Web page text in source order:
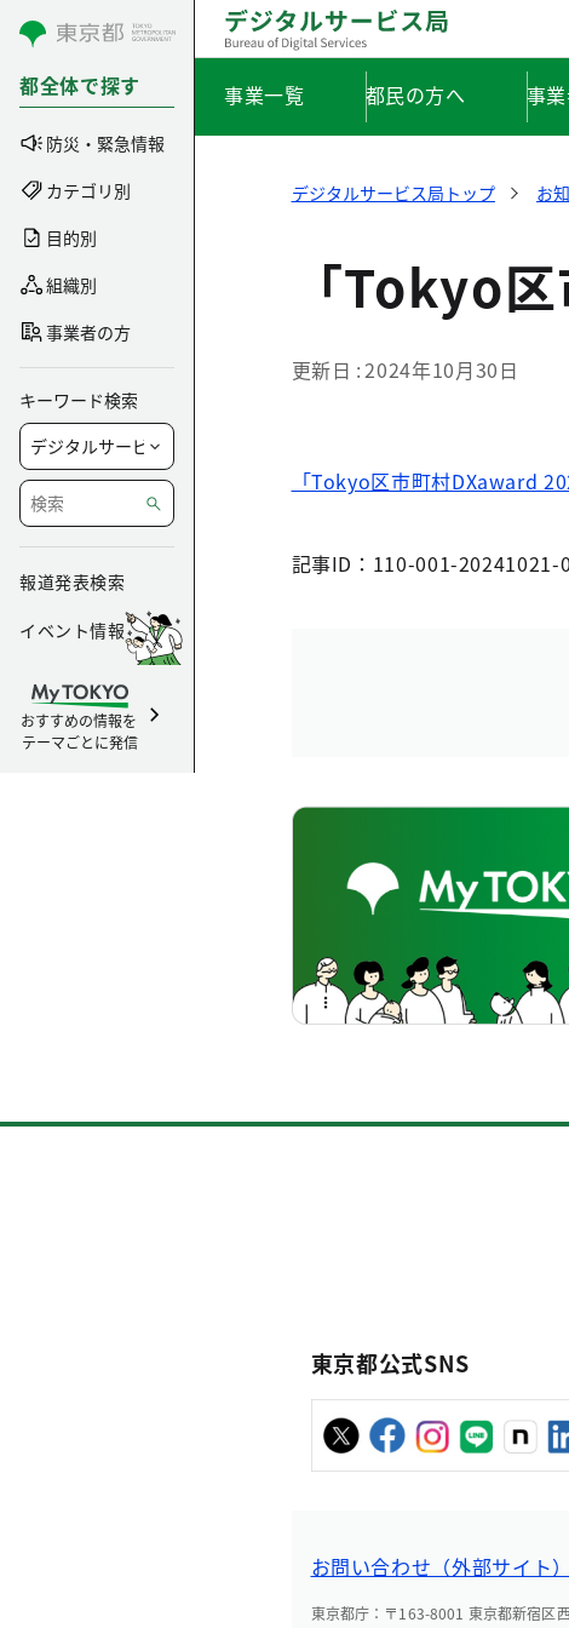
コンテンツにスキップ
都全体で探す
防災・緊急情報
カテゴリ別
目的別
組織別
事業者の方
キーワード検索
報道発表検索
イベント情報
おすすめの情報を
テーマごとに発信
事業一覧 都民の方へ 事
デジタルサービス局トップ お
「Tokyo
更新日 2024年10月30日
「Tokyo区市町村DXaward
記事ID：110-001-20241021-
東京都公式SNS
お問い合わせ（外部サイト）
東京都庁：〒163-8001 東京都新宿区